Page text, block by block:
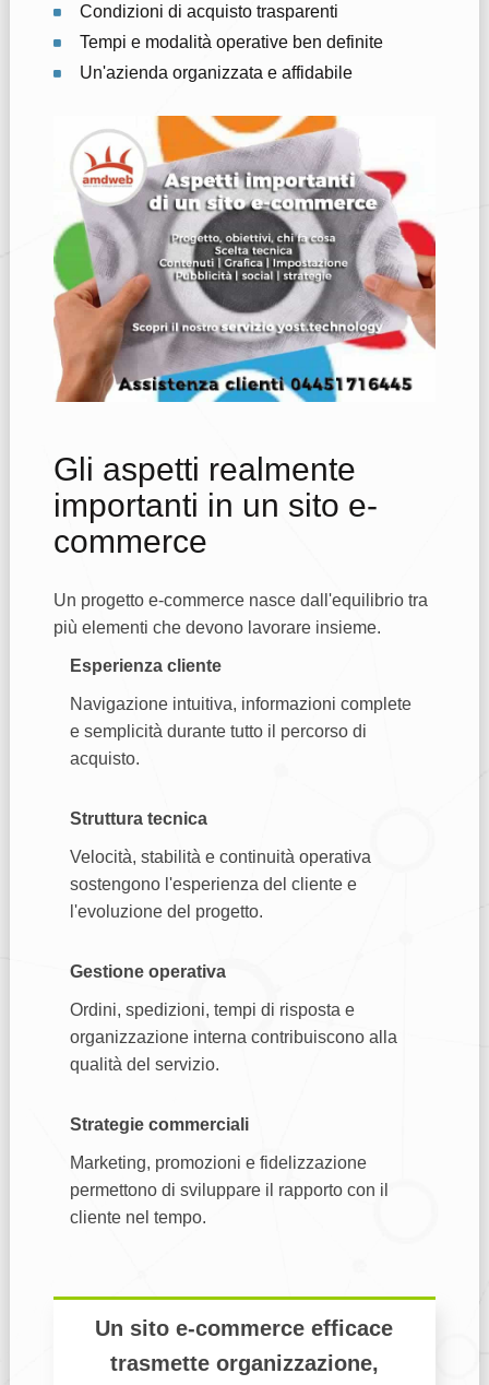
Condizioni di acquisto trasparenti
Tempi e modalità operative ben definite
Un'azienda organizzata e affidabile
Gli aspetti realmente
importanti in un sito e-
commerce
Un progetto e-commerce nasce dall'equilibrio tra
più elementi che devono lavorare insieme.
Esperienza cliente
Navigazione intuitiva, informazioni complete
e semplicità durante tutto il percorso di
acquisto.
Struttura tecnica
Velocità, stabilità e continuità operativa
sostengono l'esperienza del cliente e
l'evoluzione del progetto.
Gestione operativa
Ordini, spedizioni, tempi di risposta e
organizzazione interna contribuiscono alla
qualità del servizio.
Strategie commerciali
Marketing, promozioni e fidelizzazione
permettono di sviluppare il rapporto con il
cliente nel tempo.
Un sito e-commerce efficace
trasmette organizzazione,